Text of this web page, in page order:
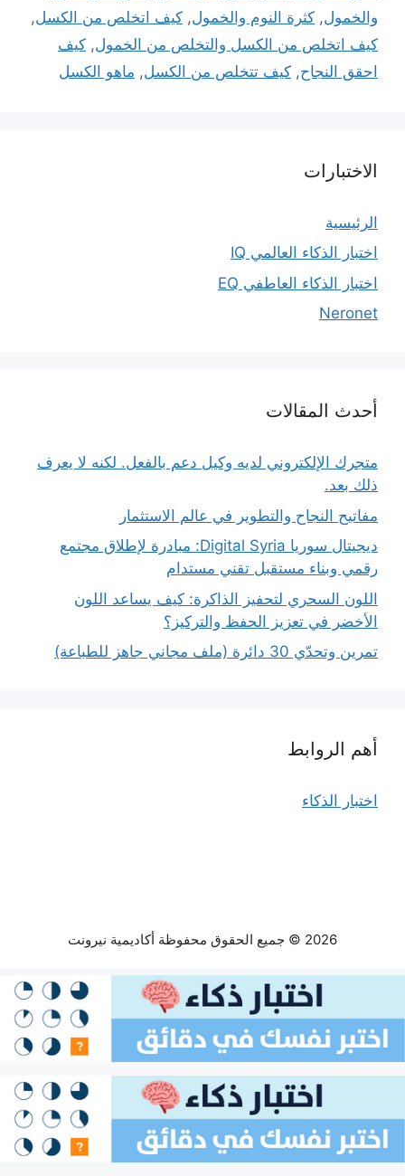
والخمول, كثرة النوم والخمول, كيف اتخلص من الكسل,
كيف اتخلص من الكسل والتخلص من الخمول, كيف
احقق النجاح, كيف تتخلص من الكسل, ماهو الكسل
الاختبارات
الرئيسية
اختبار الذكاء العالمي IQ
اختبار الذكاء العاطفي EQ
Neronet
أحدث المقالات
متجرك الإلكتروني لديه وكيل دعم بالفعل. لكنه لا يعرف
ذلك بعد.
مفاتيح النجاح والتطوير في عالم الاستثمار
ديجيتال سوريا Digital Syria: مبادرة لإطلاق مجتمع
رقمي وبناء مستقبل تقني مستدام
اللون السحري لتحفيز الذاكرة: كيف يساعد اللون
الأخضر في تعزيز الحفظ والتركيز؟
تمرين وتحدّي 30 دائرة (ملف مجاني جاهز للطباعة)
أهم الروابط
اختبار الذكاء
2026 © جميع الحقوق محفوظة أكاديمية نيرونت